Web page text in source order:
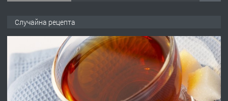
преди 16 часа
ПРЕДЛАГА Под НАЕМ двустаен Орфей
Случайна рецепта